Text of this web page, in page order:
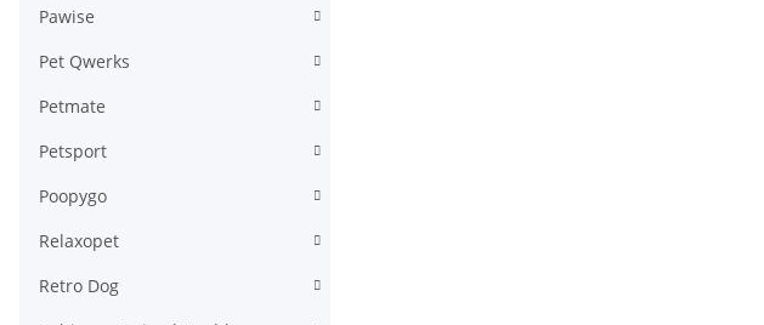
Pawise
Pet Qwerks
Petmate
Petsport
Poopygo
Relaxopet
Retro Dog